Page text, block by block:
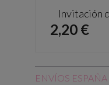
Invitación
Precio
2,20 €
ENVÍOS ESPAÑA